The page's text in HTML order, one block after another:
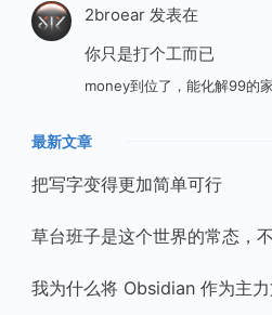
2broear发表在
你只是打个工而已
money到位了，能化解99的
最新文章
把写字变得更加简单可行
草台班子是这个世界的常态，
我为什么将 Obsidian 作为主